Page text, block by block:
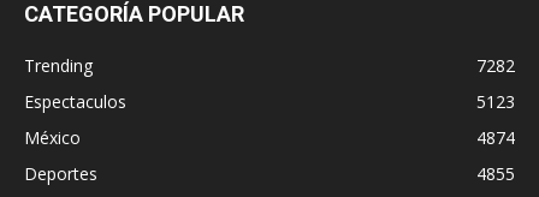
CATEGORÍA POPULAR
Trending
7282
Espectaculos
5123
México
4874
Deportes
4855